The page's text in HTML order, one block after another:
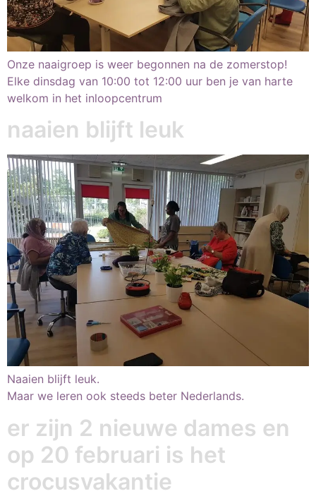
Onze naaigroep is weer begonnen na de zomerstop!
Elke dinsdag van 10:00 tot 12:00 uur ben je van harte
welkom in het inloopcentrum
naaien blijft leuk
Naaien blijft leuk.
Maar we leren ook steeds beter Nederlands.
er zijn 2 nieuwe dames en
op 20 februari is het
crocusvakantie